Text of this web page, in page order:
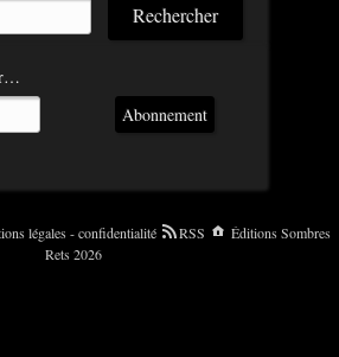
Abonnement
légales - confidentialité RSS
Éditions Sombres
Rets 2026